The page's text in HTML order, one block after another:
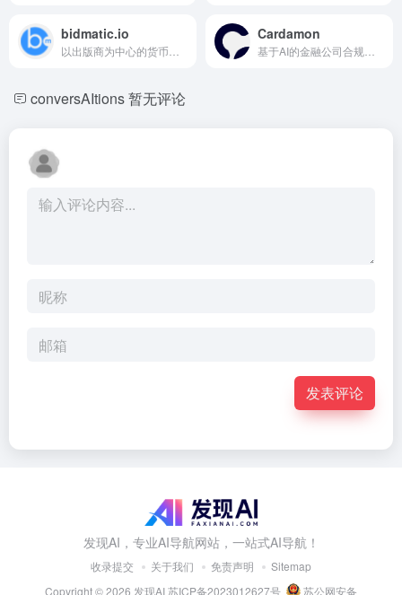
bidmatic.io Cardamon
conversAItions暂无评论
发表评论
发现AI，专业AI导航网站，一站式AI导航！
收录提交 关于我们 免责声明
Sitemap
Copyright © 2026 发现AI苏ICP备2023012627号 苏公网安备